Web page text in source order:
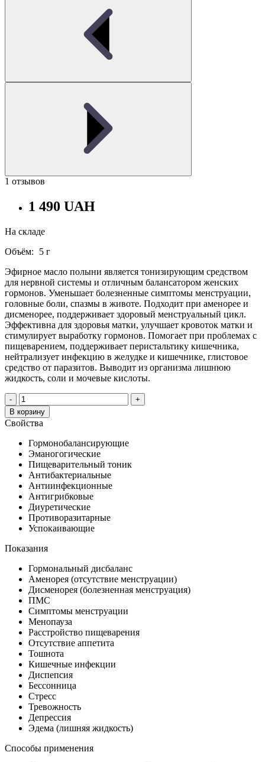
1 отзывов
1 490 UAH
На складе
Объём:
5 г
Эфирное масло полыни является тонизирующим средством
для нервной системы и отличным балансатором женских
гормонов. Уменьшает болезненные симптомы менструации,
головные боли, спазмы в животе. Подходит при аменорее и
дисменорее, поддерживает здоровый менструальный цикл.
Эффективна для здоровья матки, улучшает кровоток матки и
стимулирует выработку гормонов. Помогает при проблемах с
пищеварением, поддерживает перистальтику кишечника,
нейтрализует инфекцию в желудке и кишечнике, глистовое
средство от паразитов. Выводит из организма лишнюю
жидкость, соли и мочевые кислоты.
-
+
В корзину
Свойства
Гормонобалансирующие
Эманогогические
Пищеварительный тоник
Антибактериальные
Антиинфекционные
Антигрибковые
Диуретические
Противоразитарные
Успокаивающие
Показания
Гормональный дисбаланс
Аменорея (отсутствие менструации)
Дисменорея (болезненная менструация)
ПМС
Симптомы менструации
Менопауза
Расстройство пищеварения
Отсутствие аппетита
Тошнота
Кишечные инфекции
Диспепсия
Бессонница
Стресс
Тревожность
Депрессия
Эдема (лишняя жидкость)
Способы применения